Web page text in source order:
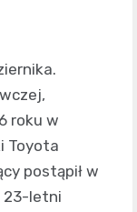
roku w
Toyota
postąpił w
23-letni